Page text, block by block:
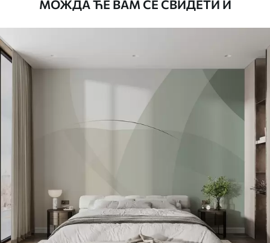
Доступни материјали
Премиум
.333800.00RSD/m²
МОЖДА ЋЕ ВАМ СЕ СВИДЕТИ И